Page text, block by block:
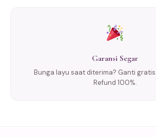
Garansi Segar
Bunga layu saat diterima? Ganti
Refund 100%.